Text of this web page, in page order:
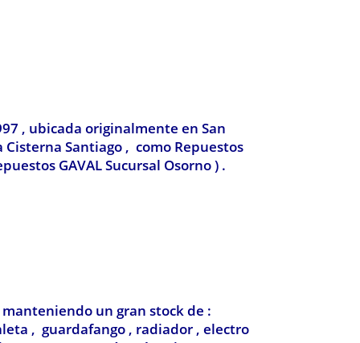
, ubicada originalmente en San
Santiago , como Repuestos
GAVAL Sucursal Osorno ) .
un gran stock de :
, guardafango , radiador , electro